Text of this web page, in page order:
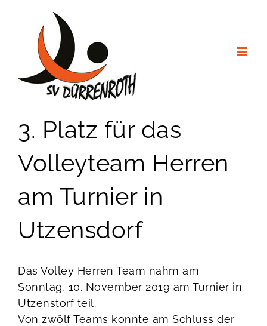
springen
3. Platz für das
Volleyteam Herren
am Turnier in
Utzensdorf
Das Volley Herren Team nahm am
Sonntag, 10. November 2019 am Turnier in
Utzenstorf teil.
Von zwölf Teams konnte am Schluss der